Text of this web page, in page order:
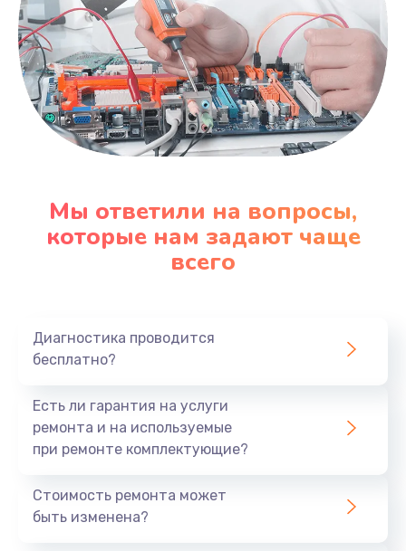
Мы ответили на вопросы,
которые нам задают чаще
всего
Диагностика проводится
бесплатно?
Есть ли гарантия на услуги
ремонта и на используемые
при ремонте комплектующие?
Стоимость ремонта может
быть изменена?